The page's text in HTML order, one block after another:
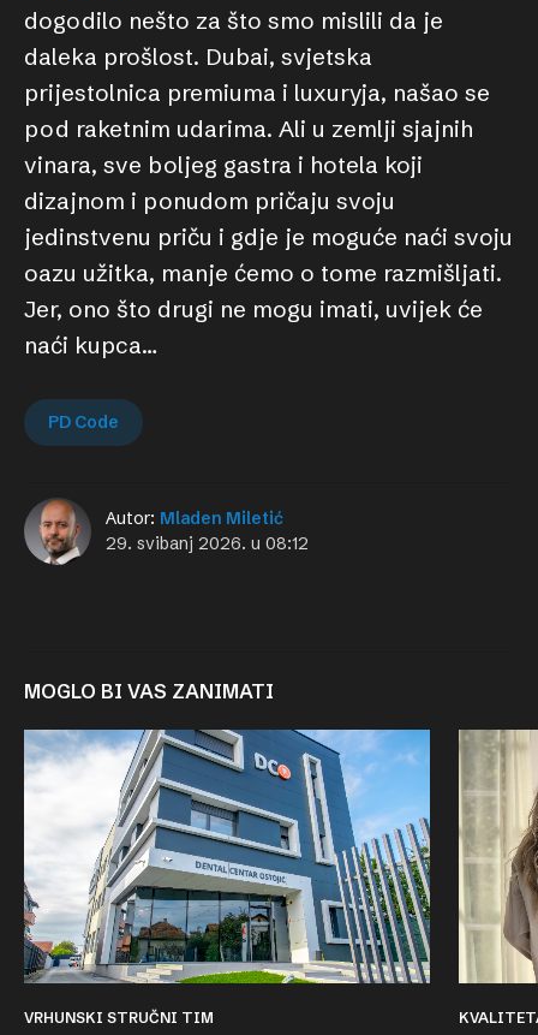
dogodilo nešto za što smo mislili da je
daleka prošlost. Dubai, svjetska
prijestolnica premiuma i luxuryja, našao se
pod raketnim udarima. Ali u zemlji sjajnih
vinara, sve boljeg gastra i hotela koji
dizajnom i ponudom pričaju svoju
jedinstvenu priču i gdje je moguće naći svoju
oazu užitka, manje ćemo o tome razmišljati.
Jer, ono što drugi ne mogu imati, uvijek će
naći kupca…
PD Code
Autor: Mladen Miletić
29. svibanj 2026. u 08:12
MOGLO BI VAS ZANIMATI
VRHUNSKI STRUČNI TIM